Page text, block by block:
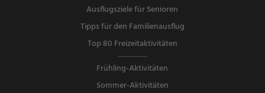
Ausflugsziele für Senioren
Tipps für den Familienausflug
Top 80 Freizeitaktivitäten
Frühling-Aktivitäten
Sommer-Aktivitäten